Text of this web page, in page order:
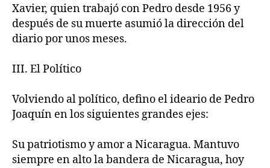
Xavier, quien trabajó con Pedro desde 1956 y
después de su muerte asumió la dirección del
diario por unos meses.
III. El Político
Volviendo al político, defino el ideario de Pedro
Joaquín en los siguientes grandes ejes:
Su patriotismo y amor a Nicaragua. Mantuvo
siempre en alto la bandera de Nicaragua, hoy